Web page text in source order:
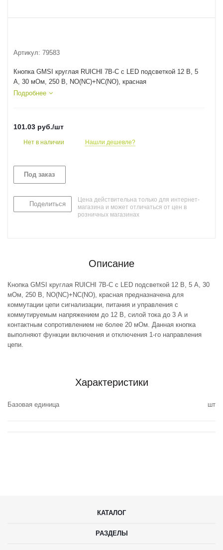
Артикул: 79583
Кнопка GMSI круглая RUICHI 7B-C с LED подсветкой 12 В, 5
А, 30 мОм, 250 В, NO(NC)+NC(NO), красная
Подробнее
101.03 руб./шт
Нет в наличии Нашли дешевле?
Под заказ
Поделиться
Цена действительна только для интернет-
магазина и может отличаться от цен в
розничных магазинах
Описание
Кнопка GMSI круглая RUICHI 7B-C с LED подсветкой 12 В, 5 А, 30
мОм, 250 В, NO(NC)+NC(NO), красная предназначена для
коммутации цепи сигнализации, питания и управления с
коммутируемым напряжением до 12 В, силой тока до 3 А и
контактным сопротивлением не более 20 мОм. Данная кнопка
выполняют функции включения и отключения 1-го направления
цепи.
Характеристики
Базовая единица шт
КАТАЛОГ
РАЗДЕЛЫ